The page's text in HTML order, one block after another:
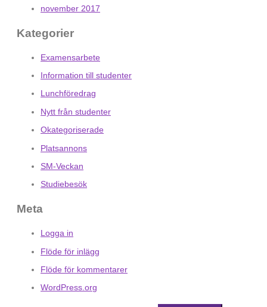
november 2017
Kategorier
Examensarbete
Information till studenter
Lunchföredrag
Nytt från studenter
Okategoriserade
Platsannons
SM-Veckan
Studiebesök
Meta
Logga in
Flöde för inlägg
Flöde för kommentarer
WordPress.org